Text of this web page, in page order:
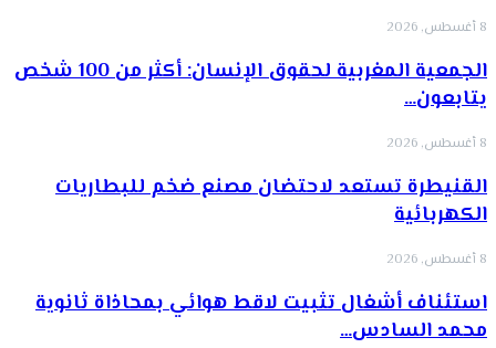
8 أغسطس, 2026
الجمعية المغربية لحقوق الإنسان: أكثر من 100 شخص
يتابعون…
8 أغسطس, 2026
القنيطرة تستعد لاحتضان مصنع ضخم للبطاريات
الكهربائية
8 أغسطس, 2026
استئناف أشغال تثبيت لاقط هوائي بمحاذاة ثانوية
محمد السادس…